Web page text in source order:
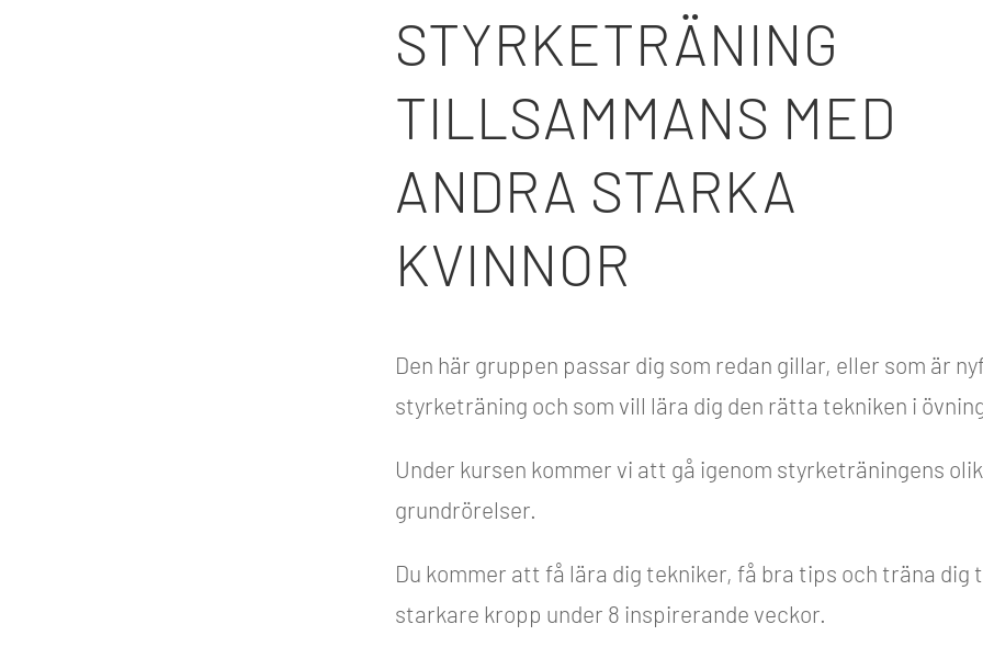
STYRKETRÄNING
TILLSAMMANS MED
ANDRA STARKA
KVINNOR
Den här gruppen passar dig som redan gillar, eller som är
styrketräning och som vill lära dig den rätta tekniken i
Under kursen kommer vi att gå igenom styrketräningens
grundrörelser.
Du kommer att få lära dig tekniker, få bra tips och träna dig
starkare kropp under 8 inspirerande veckor.